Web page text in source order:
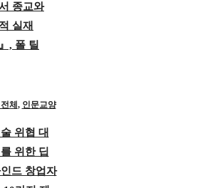
서 종교와
실재
, 폴 틸
체 , 인문교양
위협 대
위한 딥
드 창업자